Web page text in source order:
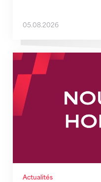
05.08.2026
Actualités
Nouveaux horaires